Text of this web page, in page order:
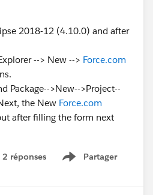
2018-12 (4.10.0) and after
--> New --> Force.com
Package-->New-->Project--
the New Force.com
after filling the form next
2 réponses Partager
Show menu